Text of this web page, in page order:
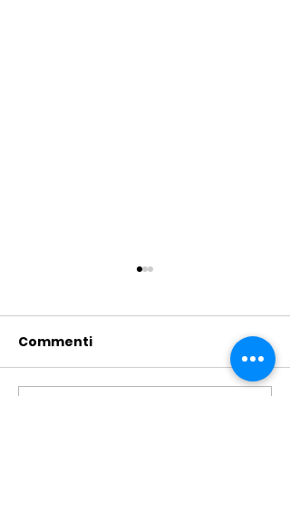
Commenti